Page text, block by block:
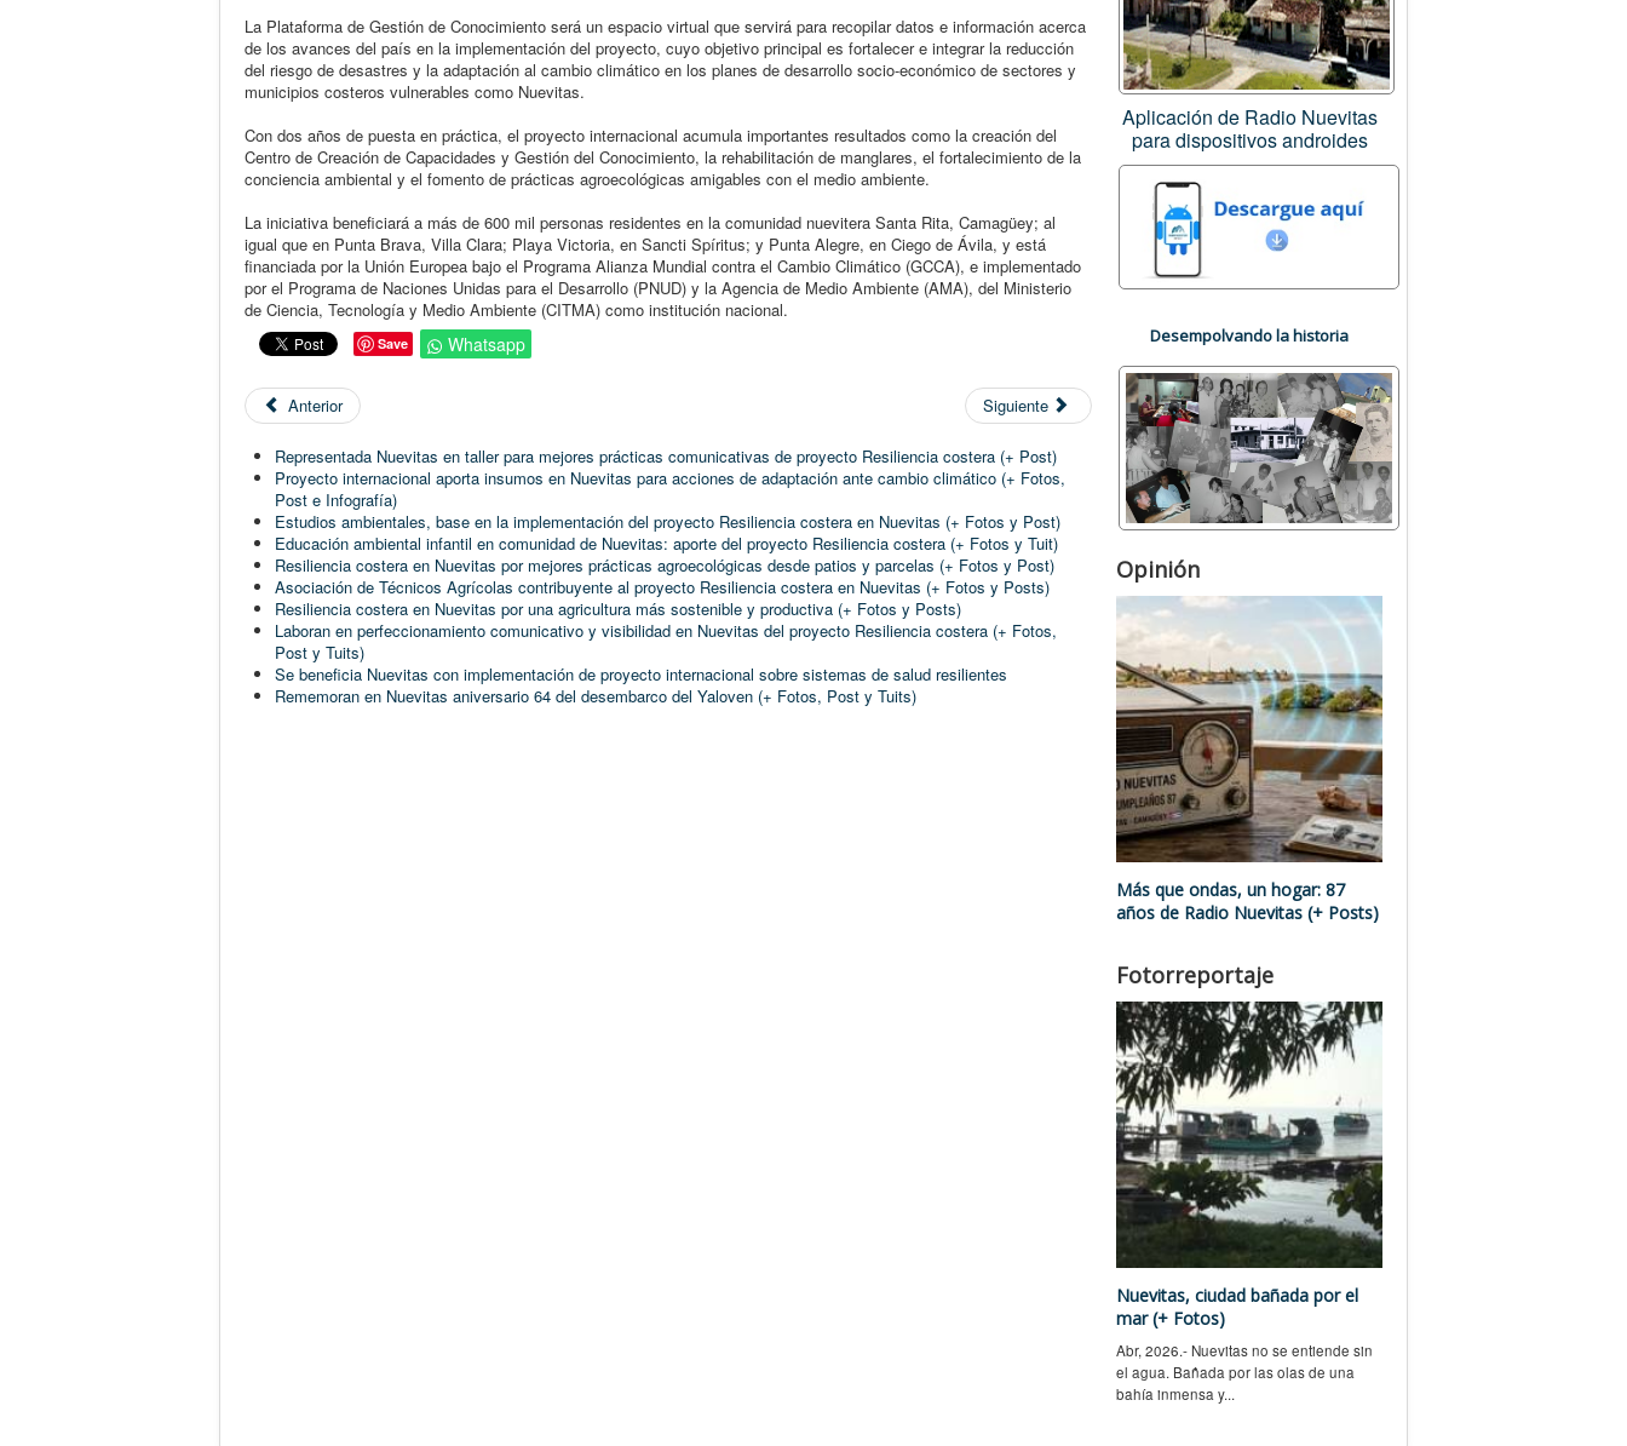
La Plataforma de Gestión de Conocimiento será un espacio virtual que servirá para recopilar datos e información acerca
de los avances del país en la implementación del proyecto, cuyo objetivo principal es fortalecer e integrar la reducción
del riesgo de desastres y la adaptación al cambio climático en los planes de desarrollo socio-económico de sectores y
municipios costeros vulnerables como Nuevitas.
Con dos años de puesta en práctica, el proyecto internacional acumula importantes resultados como la creación del
Centro de Creación de Capacidades y Gestión del Conocimiento, la rehabilitación de manglares, el fortalecimiento de la
conciencia ambiental y el fomento de prácticas agroecológicas amigables con el medio ambiente.
La iniciativa beneficiará a más de 600 mil personas residentes en la comunidad nuevitera Santa Rita, Camagüey; al
igual que en Punta Brava, Villa Clara; Playa Victoria, en Sancti Spíritus; y Punta Alegre, en Ciego de Ávila, y está
financiada por la Unión Europea bajo el Programa Alianza Mundial contra el Cambio Climático (GCCA), e implementado
por el Programa de Naciones Unidas para el Desarrollo (PNUD) y la Agencia de Medio Ambiente (AMA), del Ministerio
de Ciencia, Tecnología y Medio Ambiente (CITMA) como institución nacional.
Save Whatsapp
Anterior Siguiente
Representada Nuevitas en taller para mejores prácticas comunicativas de proyecto Resiliencia costera (+ Post)
Proyecto internacional aporta insumos en Nuevitas para acciones de adaptación ante cambio climático (+ Fotos,
Post e Infografía)
Estudios ambientales, base en la implementación del proyecto Resiliencia costera en Nuevitas (+ Fotos y Post)
Educación ambiental infantil en comunidad de Nuevitas: aporte del proyecto Resiliencia costera (+ Fotos y Tuit)
Resiliencia costera en Nuevitas por mejores prácticas agroecológicas desde patios y parcelas (+ Fotos y Post)
Asociación de Técnicos Agrícolas contribuyente al proyecto Resiliencia costera en Nuevitas (+ Fotos y Posts)
Resiliencia costera en Nuevitas por una agricultura más sostenible y productiva (+ Fotos y Posts)
Laboran en perfeccionamiento comunicativo y visibilidad en Nuevitas del proyecto Resiliencia costera (+ Fotos,
Post y Tuits)
Se beneficia Nuevitas con implementación de proyecto internacional sobre sistemas de salud resilientes
Rememoran en Nuevitas aniversario 64 del desembarco del Yaloven (+ Fotos, Post y Tuits)
Aplicación de Radio Nuevitas
para dispositivos androides
Desempolvando la historia
Opinión
Más que ondas, un hogar: 87
años de Radio Nuevitas (+ Posts)
Fotorreportaje
Nuevitas, ciudad bañada por el
mar (+ Fotos)
Abr, 2026.- Nuevitas no se entiende sin
el agua. Bañada por las olas de una
bahía inmensa y...